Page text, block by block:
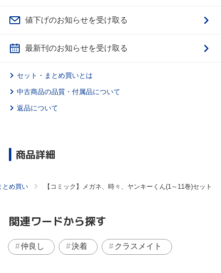
値下げのお知らせを受け取る
最新刊のお知らせを受け取る
セット・まとめ買いとは
中古商品の品質・付属品について
返品について
商品詳細
とめ買い 【コミック】メガネ、時々、ヤンキーくん(1～11巻)セット
関連ワードから探す
仲良し 決着 クラスメイト